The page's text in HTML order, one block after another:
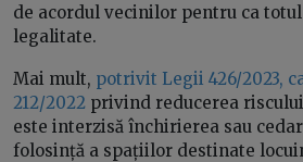
de acordul vecinilor pentru ca totul
legalitate.
Mai mult, potrivit Legii 426/2023,
212/2022 privind reducerea
este interzisă închirierea sau
folosință a spațiilor destinate